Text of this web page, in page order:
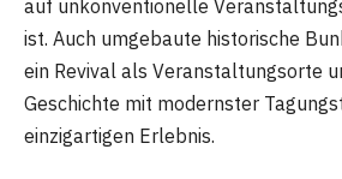
auf unkonventionelle
ist. Auch umgebaute historische
ein Revival als Veranstaltungsorte
Geschichte mit modernster
einzigartigen Erlebnis.